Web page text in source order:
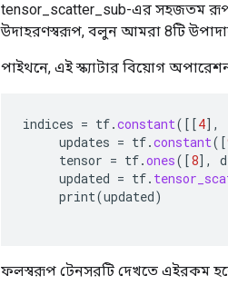
tensor_scatter_sub-এর সহজতম রূপ
উদাহরণস্বরূপ, বলুন আমরা 8টি উপাদান
পাইথনে, এই স্ক্যাটার বিয়োগ
indices = tf.constant( [[4] ,
updates = tf.constant( [
tensor = tf.ones( [8] ,
updated = tf.
print(updated)
ফলস্বরূপ টেনসরটি দেখতে এইরকম